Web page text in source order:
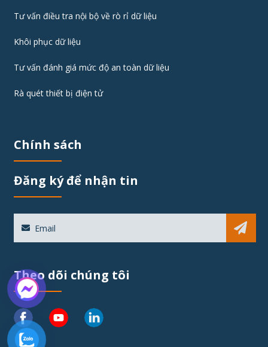
Tư vấn điều tra nội bộ về rò rỉ dữ liệu
Khôi phục dữ liệu
Tư vấn đánh giá mức độ an toàn dữ liệu
Rà quét thiết bị điện tử
Chính sách
Đăng ký để nhận tin
Sub
Theo dõi chúng tôi